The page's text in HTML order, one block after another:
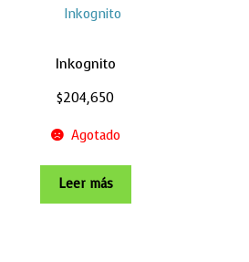
Inkognito
$204,650
Agotado
Leer más